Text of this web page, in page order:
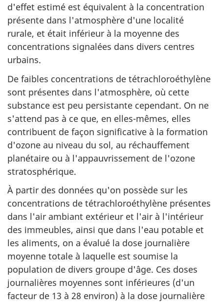
d'effet estimé est équivalent à la concentration
présente dans l'atmosphère d'une localité
rurale, et était inférieur à la moyenne des
concentrations signalées dans divers centres
urbains.
De faibles concentrations de tétrachloroéthylène
sont présentes dans l'atmosphère, où cette
substance est peu persistante cependant. On ne
s'attend pas à ce que, en elles-mêmes, elles
contribuent de façon significative à la formation
d'ozone au niveau du sol, au réchauffement
planétaire ou à l'appauvrissement de l'ozone
stratosphérique.
À partir des données qu'on possède sur les
concentrations de tétrachloroéthylène présentes
dans l'air ambiant extérieur et l'air à l'intérieur
des immeubles, ainsi que dans l'eau potable et
les aliments, on a évalué la dose journalière
moyenne totale à laquelle est soumise la
population de divers groupe d'âge. Ces doses
journalières moyennes sont inférieures (d'un
facteur de 13 à 28 environ) à la dose journalière